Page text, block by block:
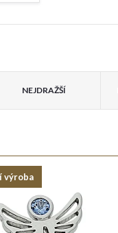
NEJDRAŽŠÍ
výroba